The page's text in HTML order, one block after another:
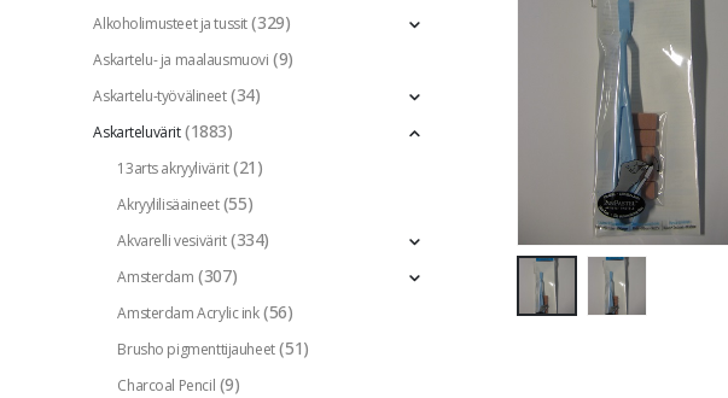
Alkoholimusteet ja tussit (329)
Askartelu- ja maalausmuovi (9)
Askartelu-työvälineet (34)
Askarteluvärit (1883)
13arts akryylivärit (21)
Akryylilisäaineet (55)
Akvarelli vesivärit (334)
Amsterdam (307)
Amsterdam Acrylic ink (56)
Brusho pigmenttijauheet (51)
Charcoal Pencil (9)